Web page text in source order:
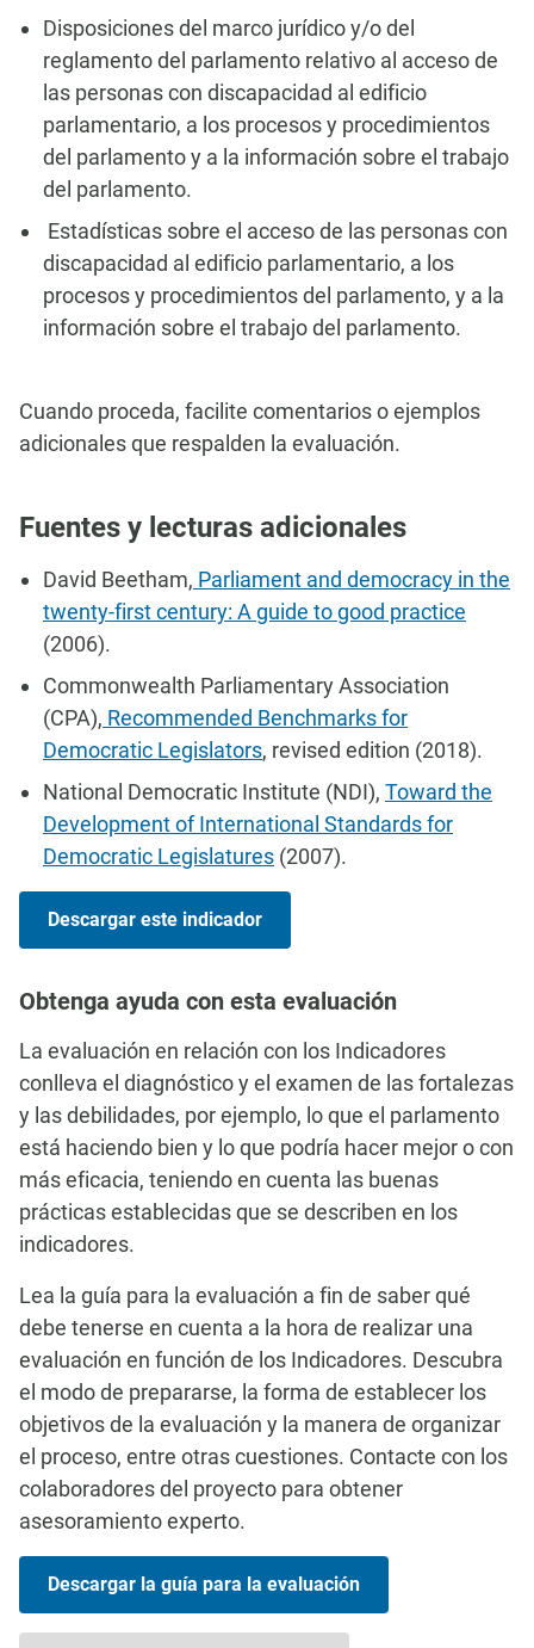
Disposiciones del marco jurídico y/o del
reglamento del parlamento relativo al acceso de
las personas con discapacidad al edificio
parlamentario, a los procesos y procedimientos
del parlamento y a la información sobre el trabajo
del parlamento.
Estadísticas sobre el acceso de las personas con
discapacidad al edificio parlamentario, a los
procesos y procedimientos del parlamento, y a la
información sobre el trabajo del parlamento.
Cuando proceda, facilite comentarios o ejemplos
adicionales que respalden la evaluación.
Fuentes y lecturas adicionales
David Beetham, Parliament and democracy in the
twenty-first century: A guide to good practice
(2006).
Commonwealth Parliamentary Association
(CPA), Recommended Benchmarks for
Democratic Legislators, revised edition (2018).
National Democratic Institute (NDI), Toward the
Development of International Standards for
Democratic Legislatures (2007).
Descargar este indicador
Obtenga ayuda con esta evaluación
La evaluación en relación con los Indicadores
conlleva el diagnóstico y el examen de las fortalezas
y las debilidades, por ejemplo, lo que el parlamento
está haciendo bien y lo que podría hacer mejor o con
más eficacia, teniendo en cuenta las buenas
prácticas establecidas que se describen en los
indicadores.
Lea la guía para la evaluación a fin de saber qué
debe tenerse en cuenta a la hora de realizar una
evaluación en función de los Indicadores. Descubra
el modo de prepararse, la forma de establecer los
objetivos de la evaluación y la manera de organizar
el proceso, entre otras cuestiones. Contacte con los
colaboradores del proyecto para obtener
asesoramiento experto.
Descargar la guía para la evaluación